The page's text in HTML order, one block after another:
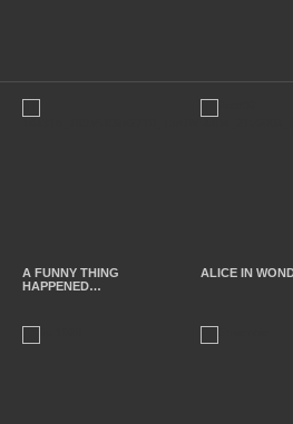
A FUNNY THING
HAPPENED…
ALICE IN